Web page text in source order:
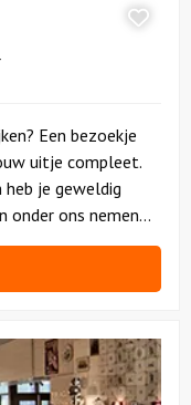
Een bezoekje
uitje compleet.
je geweldig
onder ons nemen